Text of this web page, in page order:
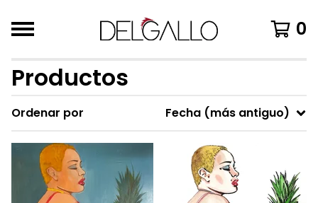
0
Productos
Ordenar por Fecha (más antiguo)